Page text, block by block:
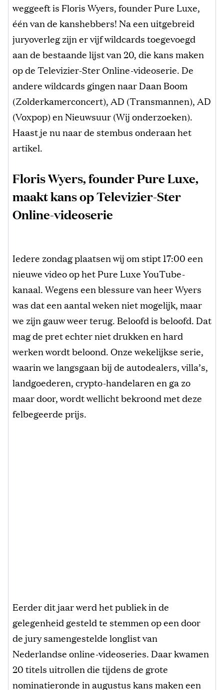
weggeeft is Floris Wyers, founder Pure Luxe,
één van de kanshebbers! Na een uitgebreid
juryoverleg zijn er vijf wildcards toegevoegd
aan de bestaande lijst van 20, die kans maken
op de Televizier-Ster Online-videoserie. De
andere wildcards gingen naar Daan Boom
(Zolderkamerconcert), AD (Transmannen), AD
(Voxpop) en Nieuwsuur (Wij onderzoeken).
Haast je nu naar de stembus onderaan het
artikel.
Floris Wyers, founder Pure Luxe,
maakt kans op Televizier-Ster
Online-videoserie
Iedere zondag plaatsen wij om stipt 17:00 een
nieuwe video op het Pure Luxe YouTube-
kanaal. Wegens een blessure van heer Wyers
was dat een aantal weken niet mogelijk, maar
we zijn gauw weer terug. Beloofd is beloofd. Dat
mag de pret echter niet drukken en hard
werken wordt beloond. Onze wekelijkse serie,
waarin we langsgaan bij de autodealers, villa’s,
landgoederen, crypto-handelaren en ga zo
maar door, wordt wellicht bekroond met deze
felbegeerde prijs.
Eerder dit jaar werd het publiek in de
gelegenheid gesteld te stemmen op een door
de jury samengestelde longlist van
Nederlandse online-videoseries. Daar kwamen
20 titels uitrollen die tijdens de grote
nominatieronde in augustus kans maken een